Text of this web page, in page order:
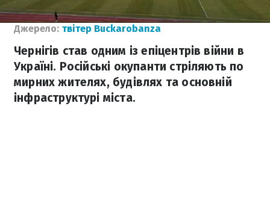
Джерело: твітер Buckarobanza
Чернігів став одним із епіцентрів війни в
Україні. Російські окупанти стріляють по
мирних жителях, будівлях та основній
інфраструктурі міста.